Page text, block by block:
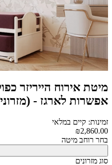
מיטת אירוח הייריזר
אפשרות לארגז -
זמינות: קיים במלאי
₪2,860.00
בחר רוחב מיטה
סוג מזרונים